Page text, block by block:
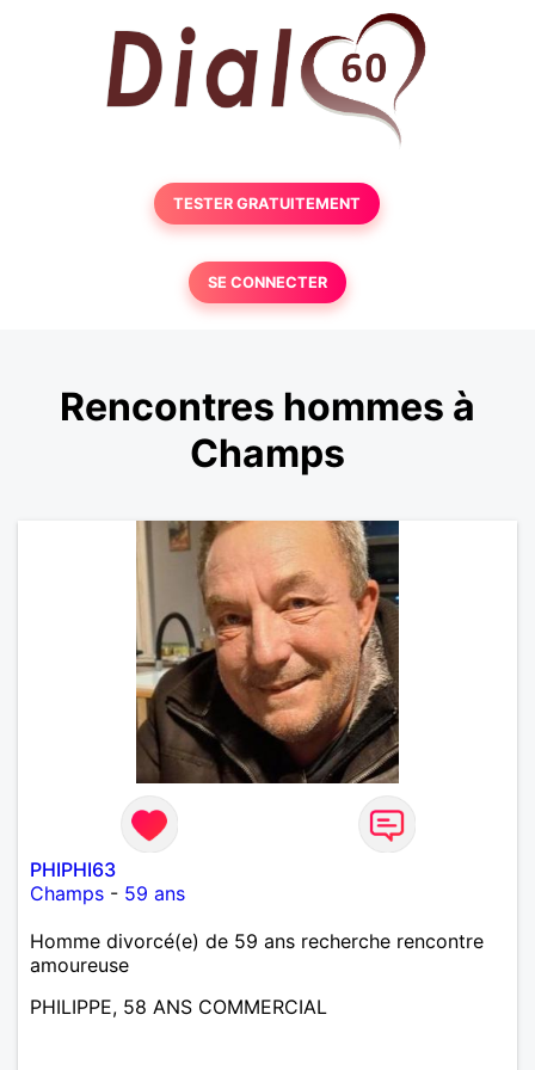
TESTER GRATUITEMENT
SE CONNECTER
Rencontres hommes à
Champs
PHIPHI63
Champs - 59 ans
Homme divorcé(e) de 59 ans recherche rencontre
amoureuse
PHILIPPE, 58 ANS COMMERCIAL